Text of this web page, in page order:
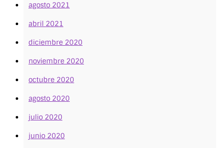
agosto 2021
abril 2021
diciembre 2020
noviembre 2020
octubre 2020
agosto 2020
julio 2020
junio 2020